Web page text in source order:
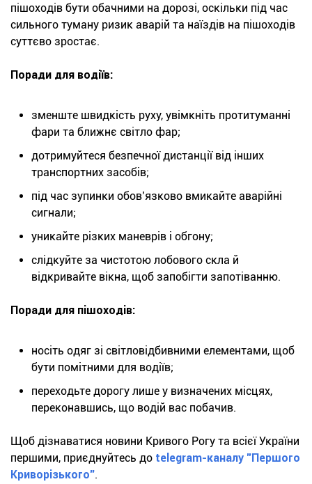
пішоходів бути обачними на дорозі, оскільки під час
сильного туману ризик аварій та наїздів на пішоходів
суттєво зростає.
Поради для водіїв:
зменште швидкість руху, увімкніть протитуманні
фари та ближнє світло фар;
дотримуйтеся безпечної дистанції від інших
транспортних засобів;
під час зупинки обов’язково вмикайте аварійні
сигнали;
уникайте різких маневрів і обгону;
слідкуйте за чистотою лобового скла й
відкривайте вікна, щоб запобігти запотіванню.
Поради для пішоходів:
носіть одяг зі світловідбивними елементами, щоб
бути помітними для водіїв;
переходьте дорогу лише у визначених місцях,
переконавшись, що водій вас побачив.
Щоб дізнаватися новини Кривого Рогу та всієї України
першими, приєднуйтесь до telegram-каналу "Першого
Криворізького".